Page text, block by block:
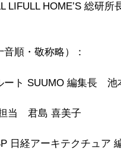
LIFULL HOME’S 総研
順・敬称略）：
ート SUUMO 編集長 池
当 君島 喜美子
日経アーキテクチュア